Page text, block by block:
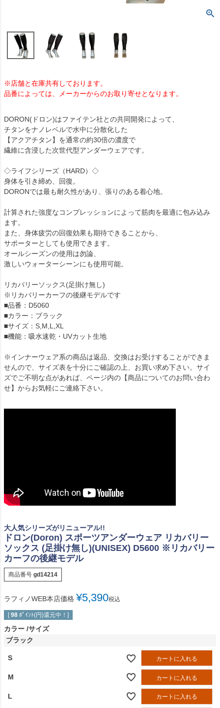
※店舗と在庫共有しております。
品番によっては、メーカーからのお取り寄せとなります。
DORON(ドロン)はファイテン社との共同開発によって、
チタンをナノレベルで水中に分散化した
【アクアチタン】を通常の約30倍の濃度で
繊維に含浸した次世代型アンダーウェアです。
◇ライフシリーズ（HARD）◇
身体を引き締め、回復。
DORONでは最も耐久性があり、張りのある着心地。
計算された強度なコンプレッションによって筋肉を最適に包み込み
ます。
また、身体疲労の回復効果も期待できることから、
サポーターとしても使用できます。
オールシーズンの使用は勿論、
激しいウォーターシーンにも使用可能。
リカバリーソックス(足掛け無し)
※リカバリーカーフの後継モデルです
■品番：D5060
■カラー：ブラック
■サイズ：S,M,L,XL
■機能：吸水速乾・UVカット生地
※インナーウェア系の商品は返品、交換はお受けすることができま
せんので、サイズ表を十分にご確認の上、お買い求め下さい。サイ
ズでご不明な点があれば、ページ内の【商品についてのお問い合わ
せ】からお気軽にご連絡下さい。
大人気シリーズがリニューアル!!
ドロン(Doron) スポーツアンダーウェア リカバリー
ソックス (足掛け無し)(UNISEX) D5600 ※リカバリー
カーフの後継モデル
商品番号 gd14214
ラフィノWEB本店価格 ¥5,390税込
[ 98 ﾎﾟｲﾝﾄ(円)還元中！]
カラー サイズ
ブラック
S カートに入れる
M カートに入れる
L カートに入れる